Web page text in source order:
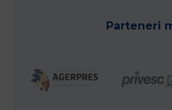
Parteneri